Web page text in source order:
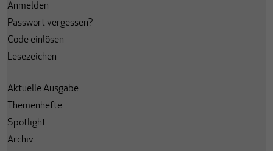
Anmelden
Passwort vergessen?
Code einlösen
Lesezeichen
Aktuelle Ausgabe
Themenhefte
Spotlight
Archiv